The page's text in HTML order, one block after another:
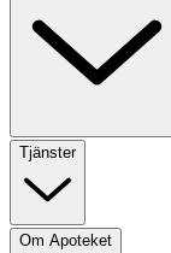
Tjänster
Om Apoteket